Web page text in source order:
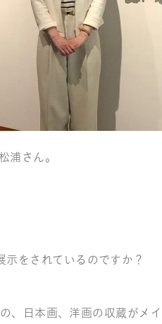
浦さん。
をされているのですか？
、日本画、洋画の収蔵がメ